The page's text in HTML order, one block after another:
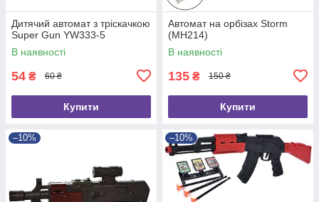
Дитячий автомат з тріскачкою
Super Gun YW333-5
В наявності
54 ₴ 60 ₴
Купити
Автомат на орбізах Storm
(MH214)
В наявності
135 ₴ 150 ₴
Купити
–10% –10%